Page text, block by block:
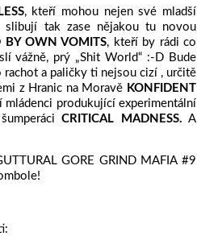
, kteří mohou nejen své mladší
tak zase nějakou tu novou
BY OWN VOMITS, kteří by rádi co
vážně, prý „Shit World“ :-D Bude
a paličky ti nejsou cizí , určitě
z Hranic na Moravě KONFIDENT
mládenci produkující experimentální
CRITICAL MADNESS. A
GORE GRIND MAFIA #9